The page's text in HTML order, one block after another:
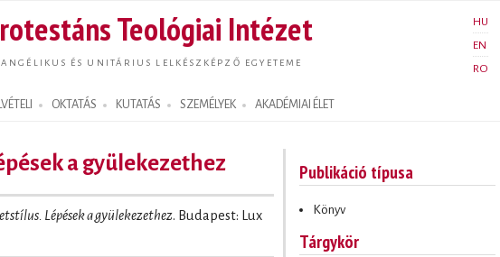
tartalomra
Teológiai Intézet
ÉS UNITÁRIUS LELKÉSZKÉPZŐ EGYETEME
HU
EN
RO
OKTATÁS KUTATÁS SZEMÉLYEK AKADÉMIAI ÉLET
a gyülekezethez
Lépések a gyülekezethez. Budapest: Lux
Publikáció típusa
Könyv
Tárgykör